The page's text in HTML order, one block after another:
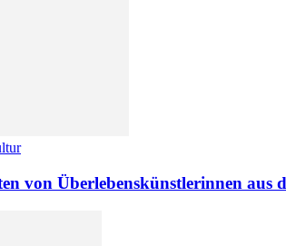
von Überlebenskünstlerinnen aus